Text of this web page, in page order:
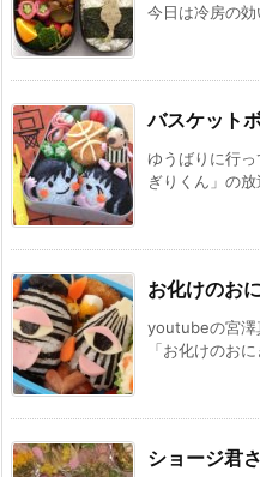
今日は冷房の
バスケット
ゆうばりに行
ぎりくん」の
お化けのお
youtubeの宮澤
「お化けのお
ショージ君